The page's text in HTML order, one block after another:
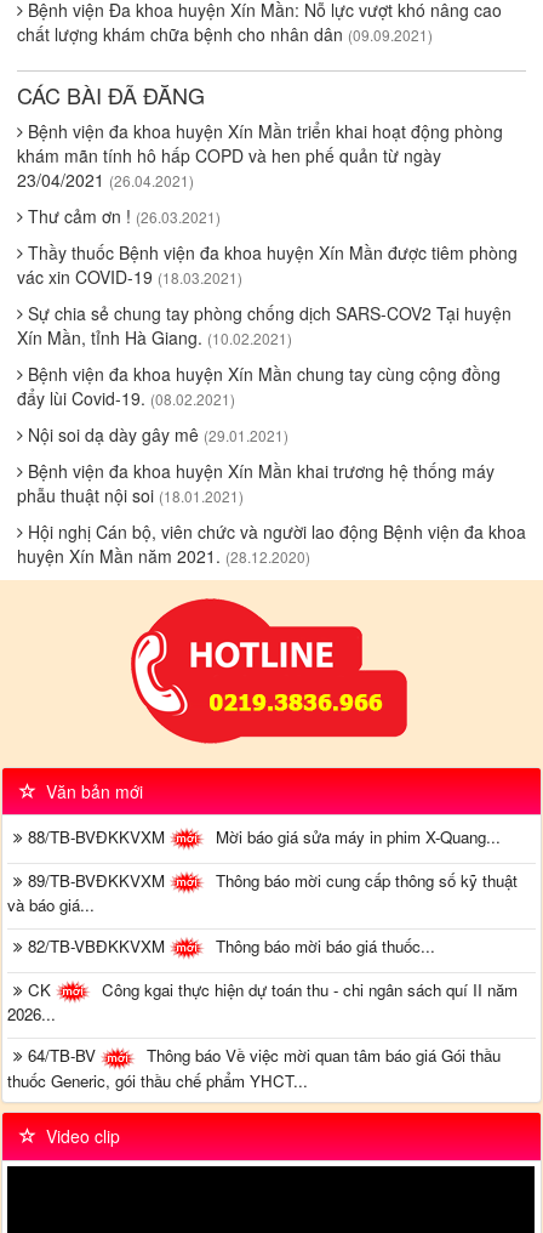
Bệnh viện Đa khoa huyện Xín Mần: Nỗ lực vượt khó nâng cao
chất lượng khám chữa bệnh cho nhân dân (09.09.2021)
CÁC BÀI ĐÃ ĐĂNG
Bệnh viện đa khoa huyện Xín Mần triển khai hoạt động phòng
khám mãn tính hô hấp COPD và hen phế quản từ ngày
23/04/2021 (26.04.2021)
Thư cảm ơn ! (26.03.2021)
Thầy thuốc Bệnh viện đa khoa huyện Xín Mần được tiêm phòng
vác xin COVID-19 (18.03.2021)
Sự chia sẻ chung tay phòng chống dịch SARS-COV2 Tại huyện
Xín Mần, tỉnh Hà Giang. (10.02.2021)
Bệnh viện đa khoa huyện Xín Mần chung tay cùng cộng đồng
đẩy lùi Covid-19. (08.02.2021)
Nội soi dạ dày gây mê (29.01.2021)
Bệnh viện đa khoa huyện Xín Mần khai trương hệ thống máy
phẫu thuật nội soi (18.01.2021)
Hội nghị Cán bộ, viên chức và người lao động Bệnh viện đa khoa
huyện Xín Mần năm 2021. (28.12.2020)
Văn bản mới
88/TB-BVĐKKVXM
Mời báo giá sửa máy in phim X-Quang...
89/TB-BVĐKKVXM
Thông báo mời cung cấp thông số kỹ thuật
và báo giá...
82/TB-VBĐKKVXM
Thông báo mời báo giá thuốc...
CK
Công kgai thực hiện dự toán thu - chi ngân sách quí II năm
2026...
64/TB-BV
Thông báo Về việc mời quan tâm báo giá Gói thầu
thuốc Generic, gói thầu chế phẩm YHCT...
Video clip